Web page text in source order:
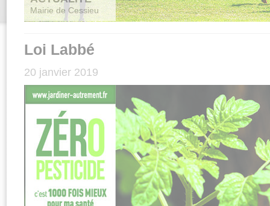
Mairie de Cessieu
Loi Labbé
20 janvier 2019